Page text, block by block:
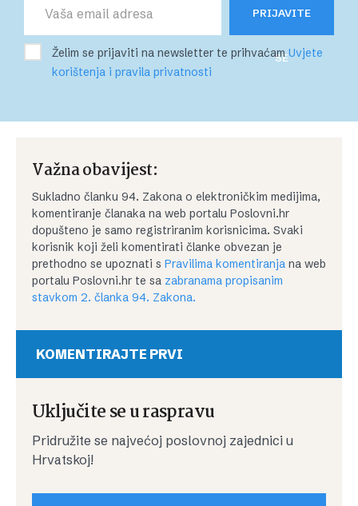
PRIJAVITE
SE
Želim se prijaviti na newsletter te prihvaćamUvjete
korištenja i pravila privatnosti
Važna obavijest:
Sukladno članku 94. Zakona o elektroničkim medijima,
komentiranje članaka na web portalu Poslovni.hr
dopušteno je samo registriranim korisnicima. Svaki
korisnik koji želi komentirati članke obvezan je
prethodno se upoznati s Pravilima komentiranja na web
portalu Poslovni.hr te sa zabranama propisanim
stavkom 2. članka 94. Zakona.
KOMENTIRAJTE PRVI
Uključite se u raspravu
Pridružite se najvećoj poslovnoj zajednici u
Hrvatskoj!